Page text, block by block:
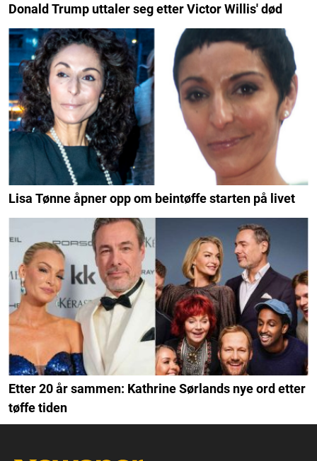
Donald Trump uttaler seg etter Victor Willis' død
Lisa Tønne åpner opp om beintøffe starten på livet
Etter 20 år sammen: Kathrine Sørlands nye ord etter
tøffe tiden